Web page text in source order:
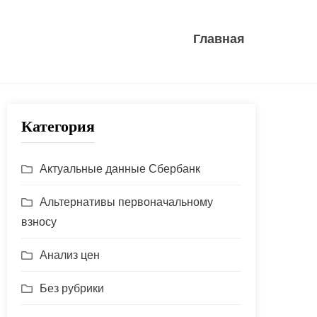
Главная
Категория
Актуальные данные Сбербанк
Альтернативы первоначальному
взносу
Анализ цен
Без рубрики